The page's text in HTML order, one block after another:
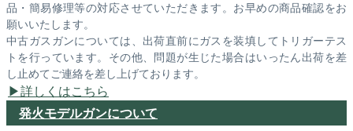
品・簡易修理等の対応させていただきます。お早めの商品確認をお
願いいたします。
中古ガスガンについては、出荷直前にガスを装填してトリガーテス
トを行っています。その他、問題が生じた場合はいったん出荷を差
し止めてご連絡を差し上げております。
詳しくはこちら
発火モデルガンについて